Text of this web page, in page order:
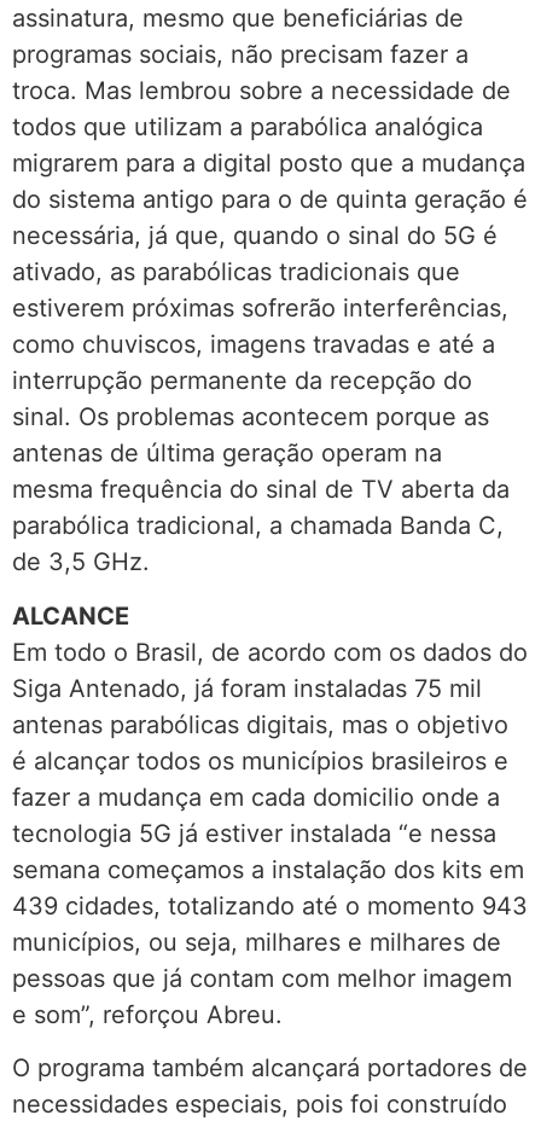
assinatura, mesmo que beneficiárias de
programas sociais, não precisam fazer a
troca. Mas lembrou sobre a necessidade de
todos que utilizam a parabólica analógica
migrarem para a digital posto que a mudança
do sistema antigo para o de quinta geração é
necessária, já que, quando o sinal do 5G é
ativado, as parabólicas tradicionais que
estiverem próximas sofrerão interferências,
como chuviscos, imagens travadas e até a
interrupção permanente da recepção do
sinal. Os problemas acontecem porque as
antenas de última geração operam na
mesma frequência do sinal de TV aberta da
parabólica tradicional, a chamada Banda C,
de 3,5 GHz.
ALCANCE
Em todo o Brasil, de acordo com os dados do
Siga Antenado, já foram instaladas 75 mil
antenas parabólicas digitais, mas o objetivo
é alcançar todos os municípios brasileiros e
fazer a mudança em cada domicilio onde a
tecnologia 5G já estiver instalada “e nessa
semana começamos a instalação dos kits em
439 cidades, totalizando até o momento 943
municípios, ou seja, milhares e milhares de
pessoas que já contam com melhor imagem
e som”, reforçou Abreu.
O programa também alcançará portadores de
necessidades especiais, pois foi construído